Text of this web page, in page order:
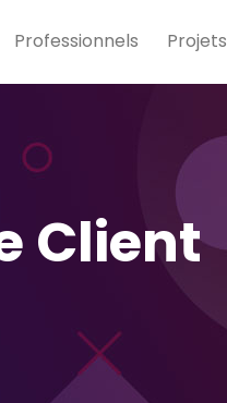
Professionnels Projets
Client